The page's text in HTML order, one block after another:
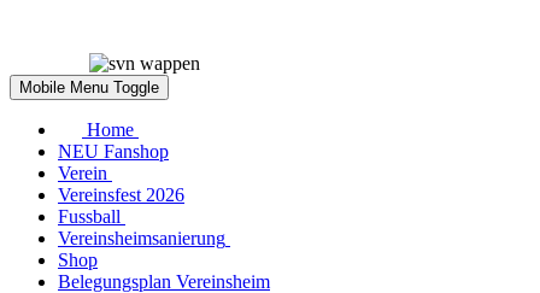
Mobile Menu Toggle
Home
NEU Fanshop
Verein
Vereinsfest 2026
Fussball
Vereinsheimsanierung
Shop
Belegungsplan Vereinsheim